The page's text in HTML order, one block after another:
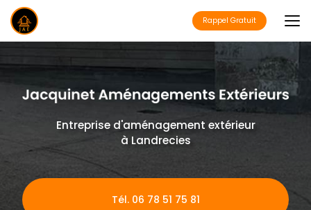
Aller
au
contenu
principal
Rappel Gratuit
Entreprise d'aménagement extérieur
à Landrecies
Tél. 06 78 51 75 81